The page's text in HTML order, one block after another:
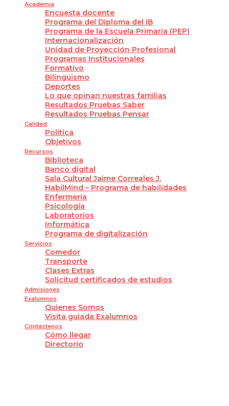
Academia
Encuesta docente
Programa del Diploma del IB
Programa de la Escuela Primaria (PEP)
Internacionalización
Unidad de Proyección Profesional
Programas Institucionales
Formativo
Bilingüismo
Deportes
Lo que opinan nuestras familias
Resultados Pruebas Saber
Resultados Pruebas Pensar
Calidad
Política
Objetivos
Recursos
Biblioteca
Banco digital
Sala Cultural Jaime Correales J.
HabilMind – Programa de habilidades
Enfermería
Psicología
Laboratorios
Informática
Programa de digitalización
Servicios
Comedor
Transporte
Clases Extras
Solicitud certificados de estudios
Admisiones
Exalumnos
Quienes Somos
Visita guiada Exalumnos
Contáctenos
Cómo llegar
Directorio